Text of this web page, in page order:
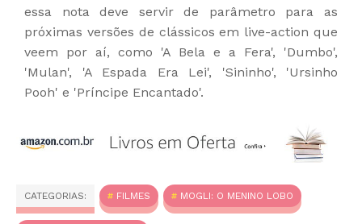
essa nota deve servir de parâmetro para as
próximas versões de clássicos em live-action que
veem por aí, como 'A Bela e a Fera', 'Dumbo',
'Mulan', 'A Espada Era Lei', 'Sininho', 'Ursinho
Pooh' e 'Príncipe Encantado'.
CATEGORIAS: FILMES MOGLI: O MENINO LOBO